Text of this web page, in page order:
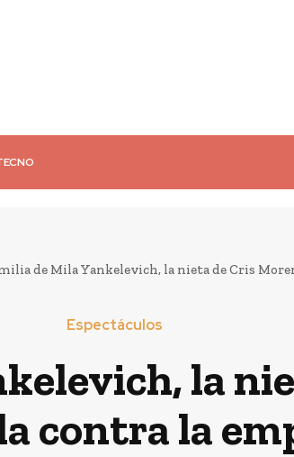
de Mila Yankelevich, la nieta de Cris
Espectáculos
la
contra la